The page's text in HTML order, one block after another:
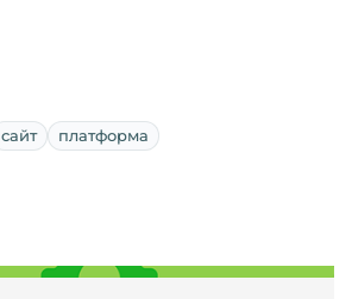
сайт платформа